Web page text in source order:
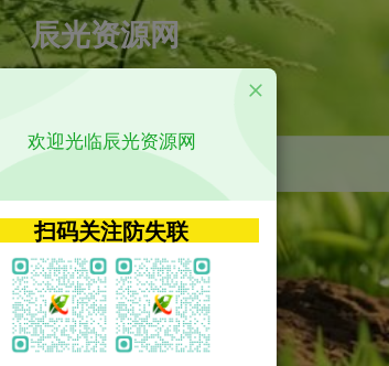
辰光资源网
优质的网络资源分享平台
神马 getapp 原神
欢迎光临辰光资源网
扫码关注防失联